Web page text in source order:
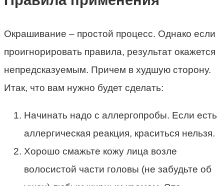
Окрашивание – простой процесс. Однако если
проигнорировать правила, результат окажется
непредсказуемым. Причем в худшую сторону.
Итак, что вам нужно будет сделать:
Начинать надо с аллергопробы. Если есть
аллергическая реакция, краситься нельзя.
Хорошо смажьте кожу лица возле
волосистой части головы (не забудьте об